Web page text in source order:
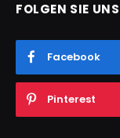
FOLGEN SIE UNS
Facebook
Pinterest